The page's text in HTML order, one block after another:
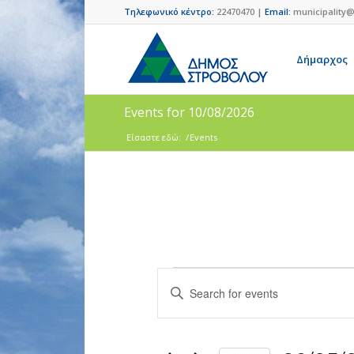
Τηλεφωνικό κέντρο: 22470470 | Email:
Δήμαρχος
Events for 10/08/2026
Είσαστε εδώ: /Events
Events
Search
and
Enter
Keyword.
Search